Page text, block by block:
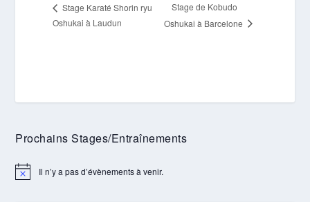
Stage Karaté Shorin ryu
Oshukai à Laudun
Stage de Kobudo
Oshukai à Barcelone
Prochains Stages/Entraînements
Notice Il n’y a pas d’évènements à venir.